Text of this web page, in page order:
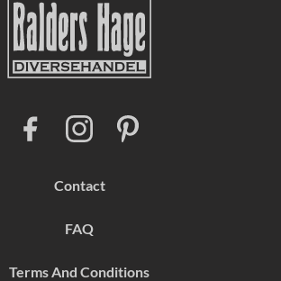
Contact
FAQ
Terms And Conditions
I
n
g
a
m